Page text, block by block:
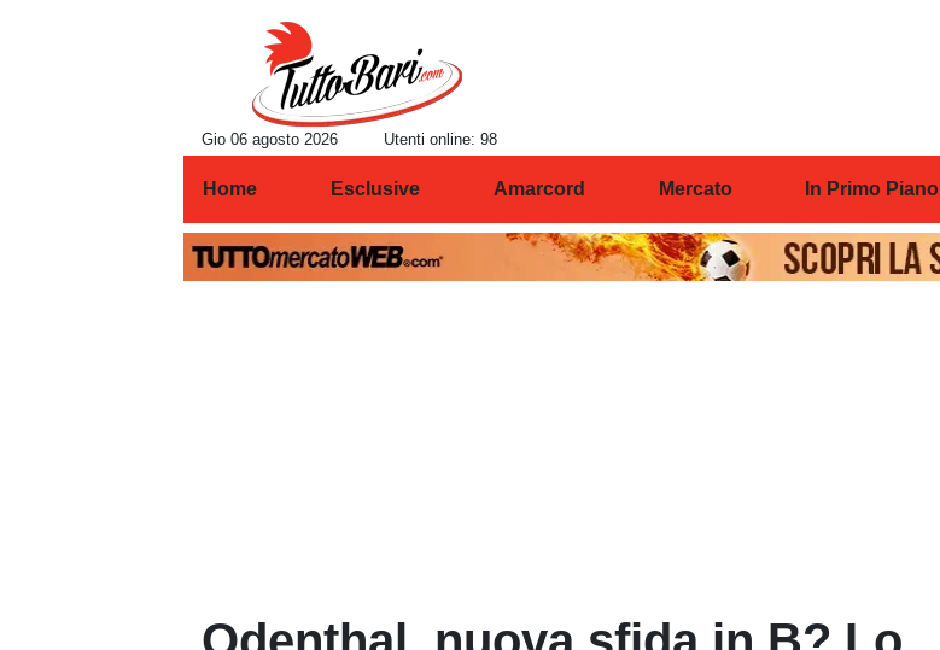
Gio 06 agosto 2026 Utenti online: 98
Home Esclusive Amarcord Mercato In Primo Piano